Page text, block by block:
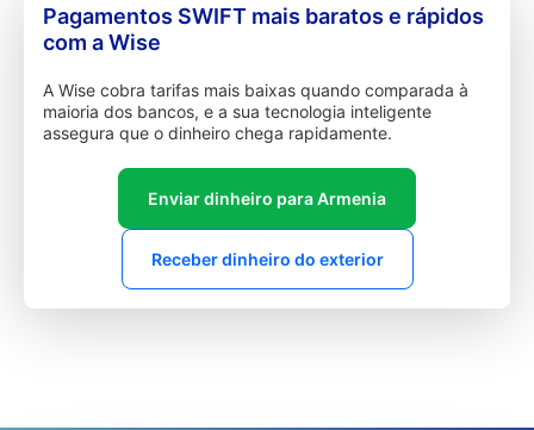
Pagamentos SWIFT mais baratos e rápidos
com a Wise
A Wise cobra tarifas mais baixas quando comparada à
maioria dos bancos, e a sua tecnologia inteligente
assegura que o dinheiro chega rapidamente.
Enviar dinheiro para Armenia
Receber dinheiro do exterior